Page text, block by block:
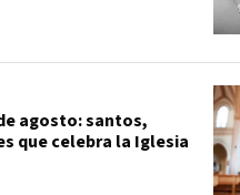
agosto: santos,
que celebra la Iglesia